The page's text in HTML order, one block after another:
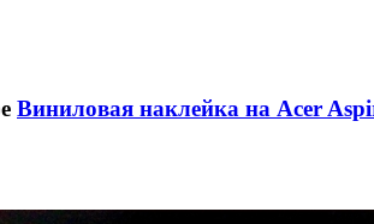
Виниловая наклейка на Acer